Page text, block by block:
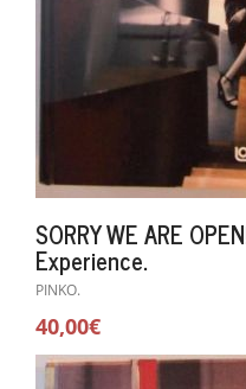
SORRY WE ARE
Experience.
PINKO.
40,00€